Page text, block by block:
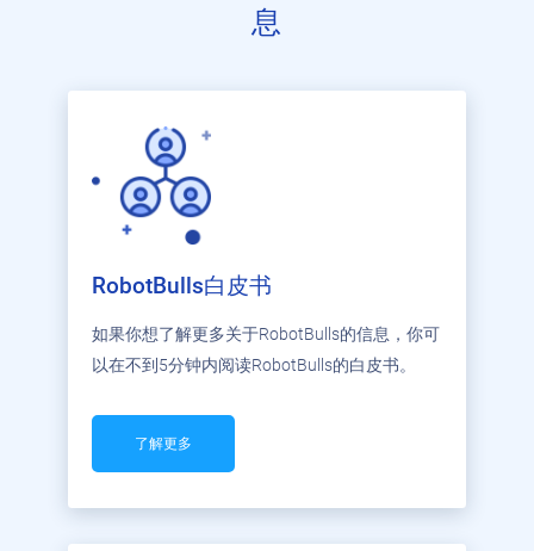
息
RobotBulls白皮书
如果你想了解更多关于RobotBulls的信息，你可
以在不到5分钟内阅读RobotBulls的白皮书。
了解更多